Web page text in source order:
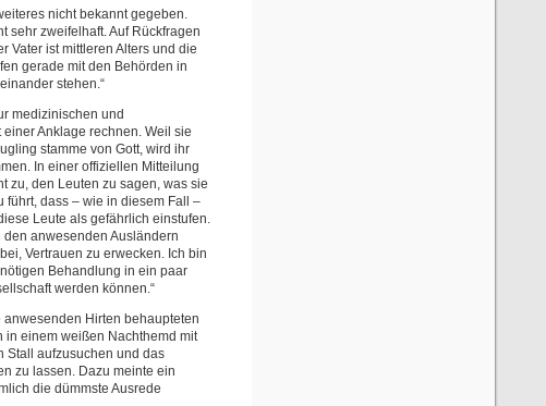
nicht bekannt gegeben.
sehr zweifelhaft. Auf Rückfragen
Vater ist mittleren Alters und die
gerade mit den Behörden in
stehen.“
medizinischen und
Anklage rechnen. Weil sie
stamme von Gott, wird ihr
In einer offiziellen Mitteilung
zu, den Leuten zu sagen, was sie
dass – wie in diesem Fall –
Leute als gefährlich einstufen.
den anwesenden Ausländern
Vertrauen zu erwecken. Ich bin
Behandlung in ein paar
werden können.“
Hirten behaupteten
einem weißen Nachthemd mit
Stall aufzusuchen und das
zu lassen. Dazu meinte ein
die dümmste Ausrede